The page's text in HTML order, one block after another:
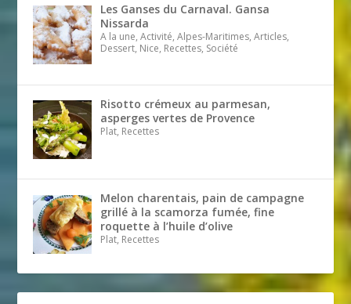
Les Ganses du Carnaval. Gansa
Nissarda
A la une, Activité, Alpes-Maritimes, Articles,
Dessert, Nice, Recettes, Société
Risotto crémeux au parmesan,
asperges vertes de Provence
Plat, Recettes
Melon charentais, pain de campagne
grillé à la scamorza fumée, fine
roquette à l’huile d’olive
Plat, Recettes